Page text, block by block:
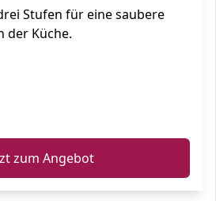
90 cm, schwarz
Stufen für eine saubere
der Küche.
zum Angebot